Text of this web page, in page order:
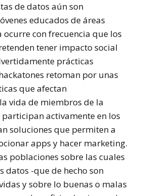
de datos aún son
educados de áreas
con frecuencia que los
tener impacto social
prácticas
retoman por unas
que afectan
vida de miembros de la
activamente en los
soluciones que permiten a
apps y hacer marketing.
poblaciones sobre las cuales
datos -que de hecho son
y sobre lo buenas o malas